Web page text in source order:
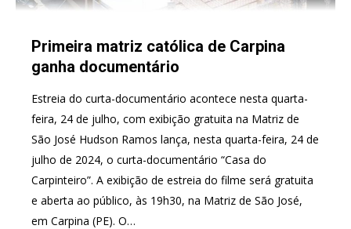
Primeira matriz católica de Carpina
ganha documentário
Estreia do curta-documentário acontece nesta quarta-
feira, 24 de julho, com exibição gratuita na Matriz de
São José Hudson Ramos lança, nesta quarta-feira, 24 de
julho de 2024, o curta-documentário “Casa do
Carpinteiro”. A exibição de estreia do filme será gratuita
e aberta ao público, às 19h30, na Matriz de São José,
em Carpina (PE). O…